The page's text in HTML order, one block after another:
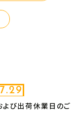
び出荷休業日のご